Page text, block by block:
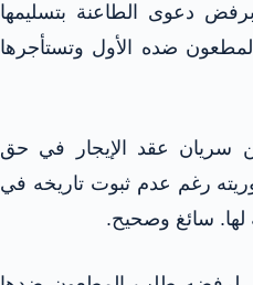
دعوى الطاعنة بتسليمها
ضده الأول وتستأجرها
سريان عقد الإيجار في حق
رغم عدم ثبوت تاريخه في
لها. سائغ وصحيح.